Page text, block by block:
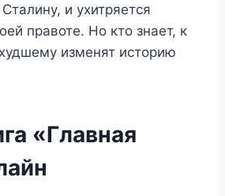
и ухитряется
правоте. Но кто знает, к
изменят историю
«Главная